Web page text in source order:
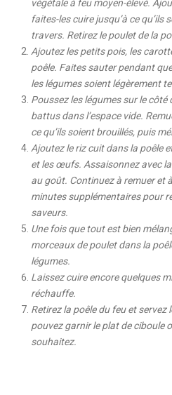
végétale à feu moyen-élevé.
faites-les cuire jusqu’à ce qu’ils
travers. Retirez le poulet de la
Ajoutez les petits pois, les
poêle. Faites sauter pendant
les légumes soient légèrement
Poussez les légumes sur le
battus dans l’espace vide.
ce qu’ils soient brouillés, puis
Ajoutez le riz cuit dans la poêle
et les œufs. Assaisonnez avec
au goût. Continuez à remuer et
minutes supplémentaires pour
saveurs.
Une fois que tout est bien
morceaux de poulet dans la
légumes.
Laissez cuire encore quelques
réchauffe.
Retirez la poêle du feu et
pouvez garnir le plat de ciboule
souhaitez.